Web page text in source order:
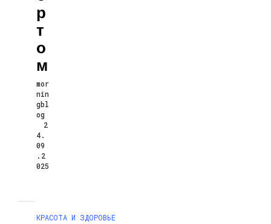
Р
Т
О
М
mor
nin
gbl
og
2
4.
09
.2
025
КРАСОТА И ЗДОРОВЬЕ